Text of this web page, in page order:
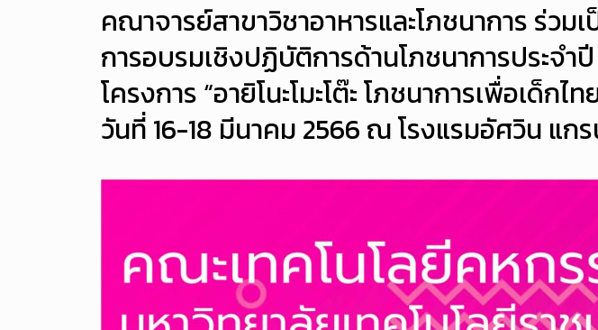
คณาจารย์สาขาวิชาอาหารและโภชนาการ ร่วม
การอบรมเชิงปฏิบัติการด้านโภชนาการประจำ
โครงการ “อายิโนะโมะโต๊ะ โภชนาการเพื่อเด็กไ
วันที่ 16-18 มีนาคม 2566 ณ โรงแรมอัศวิน แก